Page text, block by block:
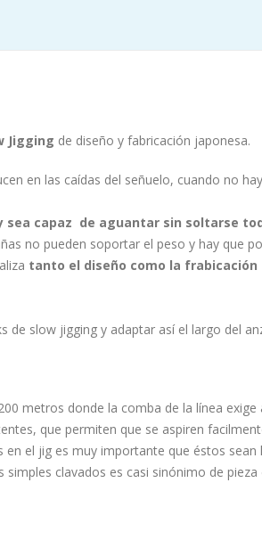
Jigging de diseño y fabricación japonesa.
en las caídas del señuelo, cuando no
sea capaz de aguantar sin soltarse
no pueden soportar el peso y hay que
tanto el diseño como la frabicación
slow jigging y adaptar así el largo del
metros donde la comba de la línea
que permiten que se aspiren
el jig es muy importante que éstos
clavados es casi sinónimo de pieza